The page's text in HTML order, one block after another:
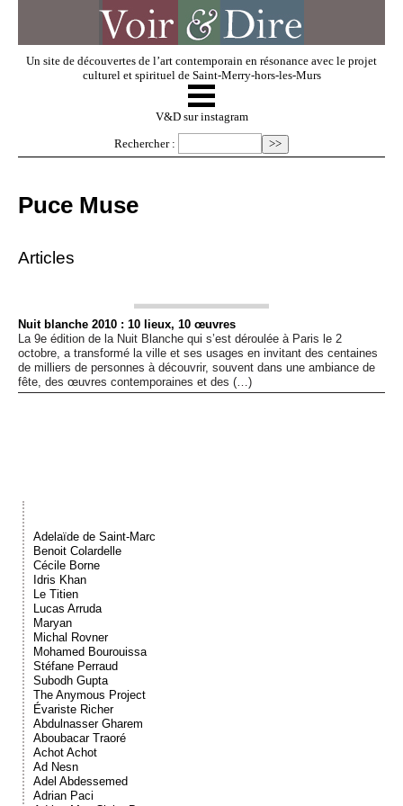
Un site de découvertes de l’art contemporain en résonance avec le projet
culturel et spirituel de Saint-Merry-hors-les-Murs
V & D
Dossiers
☰
V&D sur instagram
Rechercher :
Puce Muse
Articles
Nuit blanche 2010 : 10 lieux, 10 œuvres
La 9e édition de la Nuit Blanche qui s’est déroulée à Paris le 2
octobre, a transformé la ville et ses usages en invitant des centaines
de milliers de personnes à découvrir, souvent dans une ambiance de
fête, des œuvres contemporaines et des (…)
Adelaïde de Saint-Marc
Benoit Colardelle
Cécile Borne
Idris Khan
Le Titien
Lucas Arruda
Maryan
Michal Rovner
Mohamed Bourouissa
Stéfane Perraud
Subodh Gupta
The Anymous Project
Évariste Richer
Abdulnasser Gharem
Aboubacar Traoré
Achot Achot
Ad Nesn
Adel Abdessemed
Adrian Paci